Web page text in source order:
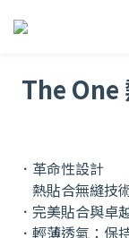
The One
．革命性設計
熱貼合無縫
．完美貼合與卓
．輕薄透氣：保